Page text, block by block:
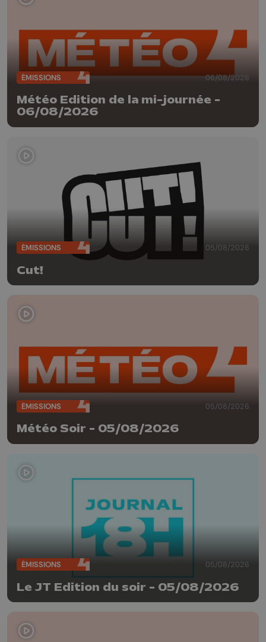
ÉMISSIONS 06/08/2026
Météo Edition de la mi-journée -
06/08/2026
ÉMISSIONS 05/08/2026
Cut!
ÉMISSIONS 05/08/2026
Météo Soir - 05/08/2026
ÉMISSIONS 05/08/2026
Le JT Edition du soir - 05/08/2026